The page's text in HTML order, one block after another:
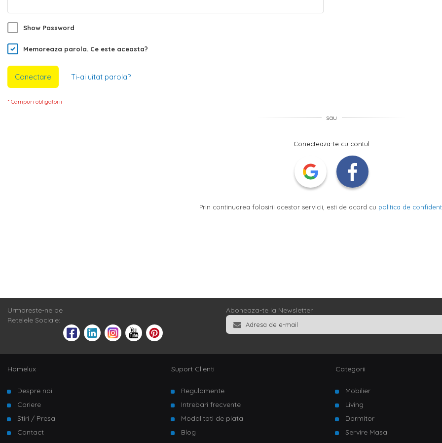
Show Password
Memoreaza parola. Ce este aceasta?
Conectare Ti-ai uitat parola?
sau
Conecteaza-te cu contul
Prin continuarea folosirii acestor servicii, esti de acord cu politica de
Urmareste-ne pe
Retelele Sociale:
Aboneaza-te la Newsletter
Homelux
Despre noi
Cariere
Stiri / Presa
Contact
Suport Clienti
Regulamente
Intrebari frecvente
Modalitati de plata
Blog
Categorii
Mobilier
Living
Dormitor
Servire Masa